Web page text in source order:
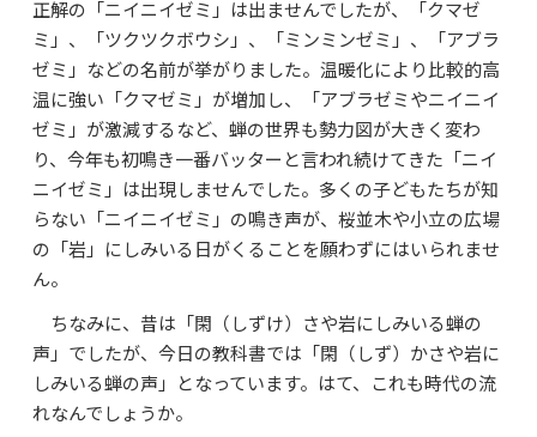
正解の「ニイニイゼミ」は出ませんでしたが、「クマゼ
ミ」、「ツクツクボウシ」、「ミンミンゼミ」、「アブラ
ゼミ」などの名前が挙がりました。温暖化により比較的高
温に強い「クマゼミ」が増加し、「アブラゼミやニイニイ
ゼミ」が激減するなど、蝉の世界も勢力図が大きく変わ
り、今年も初鳴き一番バッターと言われ続けてきた「ニイ
ニイゼミ」は出現しませんでした。多くの子どもたちが知
らない「ニイニイゼミ」の鳴き声が、桜並木や小立の広場
の「岩」にしみいる日がくることを願わずにはいられませ
ん。
ちなみに、昔は「閑（しずけ）さや岩にしみいる蝉の
声」でしたが、今日の教科書では「閑（しず）かさや岩に
しみいる蝉の声」となっています。はて、これも時代の流
れなんでしょうか。